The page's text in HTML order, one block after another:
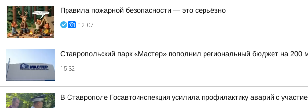
Правила пожарной безопасности — это серьёзно
12:07
Ставропольский парк «Мастер» пополнил региональный бюджет на 200
15:32
В Ставрополе Госавтоинспекция усилила профилактику аварий с